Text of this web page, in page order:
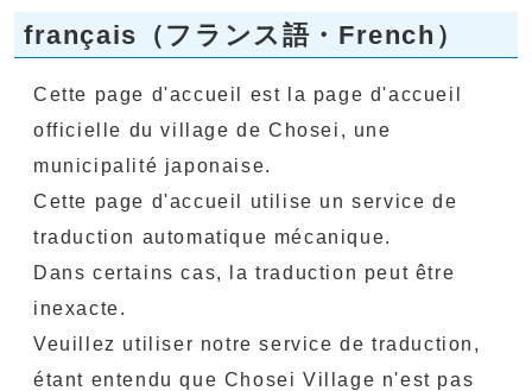
français（フランス語・French）
Cette page d'accueil est la page d'accueil
officielle du village de Chosei, une
municipalité japonaise.
Cette page d'accueil utilise un service de
traduction automatique mécanique.
Dans certains cas, la traduction peut être
inexacte.
Veuillez utiliser notre service de traduction,
étant entendu que Chosei Village n'est pas